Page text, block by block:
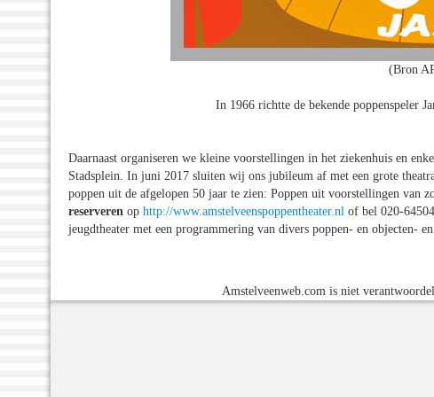
(Bron
In 1966 richtte de bekende poppenspeler
Daarnaast organiseren we kleine voorstellingen in het ziekenhuis en
Stadsplein. In juni 2017 sluiten wij ons jubileum af met een grote
poppen uit de afgelopen 50 jaar te zien: Poppen uit voorstellingen van
reserveren op http://www.amstelveenspoppentheater.nl of bel 020-
jeugdtheater met een programmering van divers poppen- en objecten-
Amstelveenweb.com is niet